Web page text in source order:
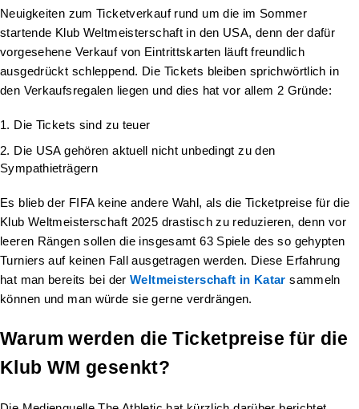
Neuigkeiten zum Ticketverkauf rund um die im Sommer
startende Klub Weltmeisterschaft in den USA, denn der dafür
vorgesehene Verkauf von Eintrittskarten läuft freundlich
ausgedrückt schleppend. Die Tickets bleiben sprichwörtlich in
den Verkaufsregalen liegen und dies hat vor allem 2 Gründe:
Die Tickets sind zu teuer
Die USA gehören aktuell nicht unbedingt zu den
Sympathieträgern
Es blieb der FIFA keine andere Wahl, als die Ticketpreise für die
Klub Weltmeisterschaft 2025 drastisch zu reduzieren, denn vor
leeren Rängen sollen die insgesamt 63 Spiele des so gehypten
Turniers auf keinen Fall ausgetragen werden. Diese Erfahrung
hat man bereits bei der Weltmeisterschaft in Katar sammeln
können und man würde sie gerne verdrängen.
Warum werden die Ticketpreise für die
Klub WM gesenkt?